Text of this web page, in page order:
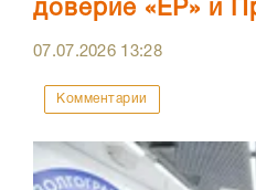
доверие «ЕР» и
07.07.2026 13:28
Комментарии